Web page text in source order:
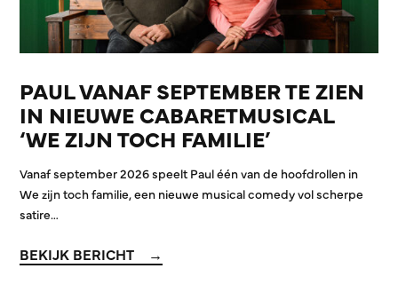
PAUL VANAF SEPTEMBER TE ZIEN
IN NIEUWE CABARETMUSICAL
‘WE ZIJN TOCH FAMILIE’
Vanaf september 2026 speelt Paul één van de hoofdrollen in
We zijn toch familie, een nieuwe musical comedy vol scherpe
satire…
BEKIJK BERICHT